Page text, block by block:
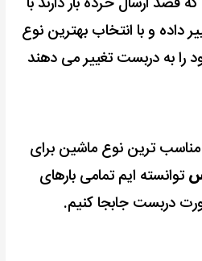
داده و با انتخاب بهترین نوع
را به دربست تغییر می دهند
مناسب ترین نوع ماشین برای
توانسته ایم تمامی بارهای
دربست جابجا کنیم.